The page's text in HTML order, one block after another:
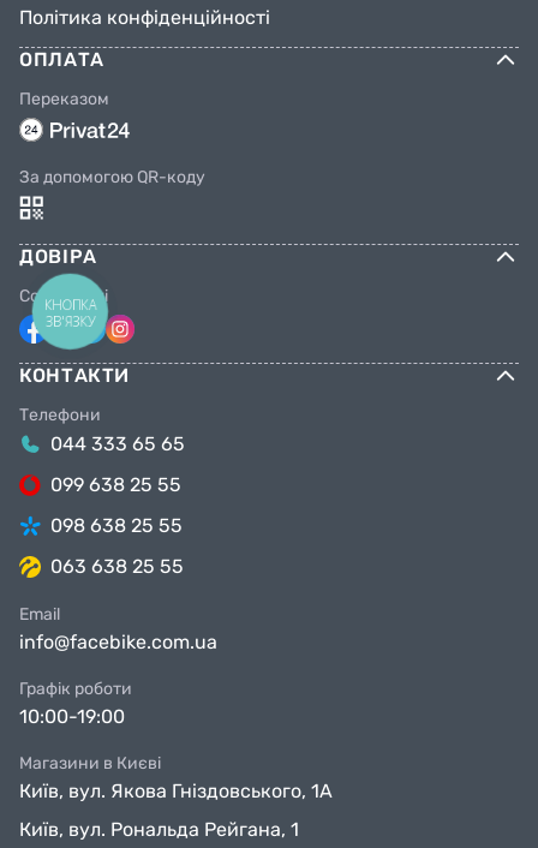
Політика конфіденційності
ОПЛАТА
Переказом
За допомогою QR-коду
ДОВІРА
Соцмережі
КОНТАКТИ
Телефони
044 333 65 65
099 638 25 55
098 638 25 55
063 638 25 55
Email
info@facebike.com.ua
Графік роботи
10:00-19:00
Магазини в Києві
Київ, вул. Якова Гніздовського, 1А
Київ, вул. Рональда Рейгана, 1
КНОПКА
ЗВ'ЯЗКУ